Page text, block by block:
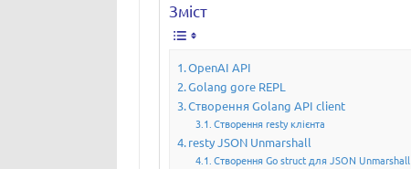
Зміст
OpenAI API
Golang gore REPL
Створення Golang API client
Створення resty клієнта
resty JSON Unmarshall
Створення Go struct для JSON Unmarshall